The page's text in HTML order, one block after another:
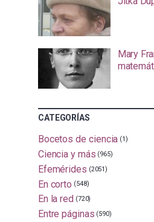
Mary
CATEGORÍAS
Bocetos de ciencia (1)
Ciencia y más (965)
Efemérides (2051)
En corto (548)
En la red (720)
Entre páginas (590)